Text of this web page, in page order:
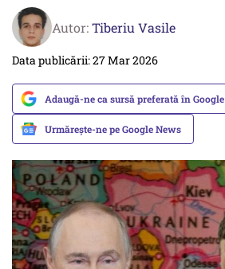
Autor:Tiberiu Vasile
Data publicării: 27 Mar 2026
Adaugă-ne ca sursă preferată în Google
Urmărește-ne pe Google News